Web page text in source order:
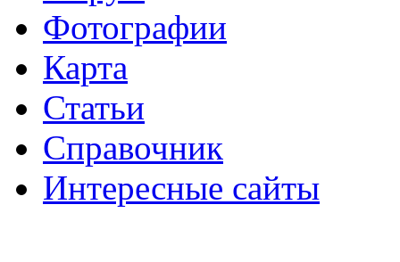
Фотографии
Карта
Статьи
Справочник
Интересные сайты